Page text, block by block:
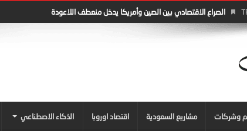
الصراع الاقتصادي بين الصين وأمريكا يدخل منعطف اللاعودة
وشركات مشاريع السعودية اقتصاد اوروبا الذكاء الاصطناعي